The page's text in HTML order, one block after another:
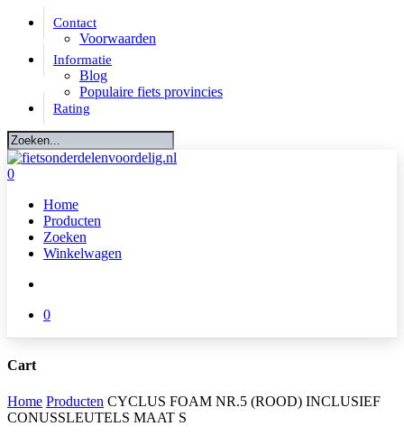
Skip
Contact
Voorwaarden
Informatie
Blog
Populaire fiets provincies
Rating
Close
Search
account
0
Home
Producten
Zoeken
Winkelwagen
0
Cart
Close
Cart
Home Producten CYCLUS FOAM NR.5 (ROOD) INCLUSIEF
CONUSSLEUTELS MAAT S